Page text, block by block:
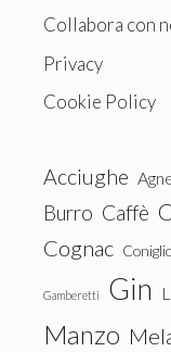
Collabora con
Privacy
Cookie Policy
Acciughe
Burro Caffè
Cognac
Gamberetti Gin
Manzo